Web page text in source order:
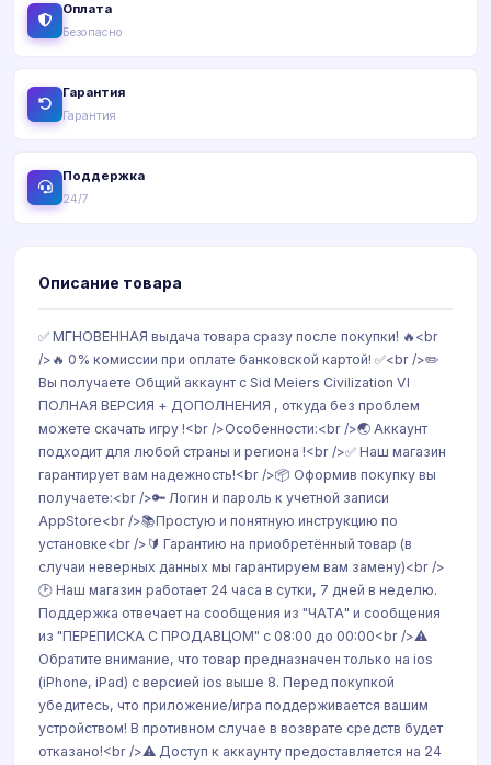
Оплата
Безопасно
Гарантия
Гарантия
Поддержка
24/7
Описание товара
✅ МГНОВЕННАЯ выдача товара сразу после покупки! 🔥<br
/>🔥 0% комиссии при оплате банковской картой! ✅<br />✏️
Вы получаете Общий аккаунт с Sid Meiers Civilization VI
ПОЛНАЯ ВЕРСИЯ + ДОПОЛНЕНИЯ , откуда без проблем
можете скачать игру !<br />Особенности:<br />🌏 Аккаунт
подходит для любой страны и региона !<br />✅ Наш магазин
гарантирует вам надежность!<br />📦 Оформив покупку вы
получаете:<br />🔑 Логин и пароль к учетной записи
AppStore<br />📚Простую и понятную инструкцию по
установке<br />🔰 Гарантию на приобретённый товар (в
случаи неверных данных мы гарантируем вам замену)<br />
🕑 Наш магазин работает 24 часа в сутки, 7 дней в неделю.
Поддержка отвечает на сообщения из "ЧАТА" и сообщения
из "ПЕРЕПИСКА С ПРОДАВЦОМ" с 08:00 до 00:00<br />⚠️
Обратите внимание, что товар предназначен только на ios
(iPhone, iPad) с версией ios выше 8. Перед покупкой
убедитесь, что приложение/игра поддерживается вашим
устройством! В противном случае в возврате средств будет
отказано!<br />⚠️ Доступ к аккаунту предоставляется на 24